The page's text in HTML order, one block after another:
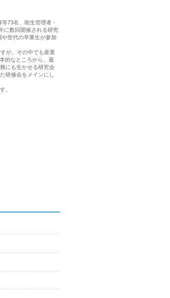
73名、衛生管理者・
に数回開催される研究
世代の卒業生が参加
が、その中でも産業
的なところから、最
にも生かせる研究会
研修会をメインにし
。